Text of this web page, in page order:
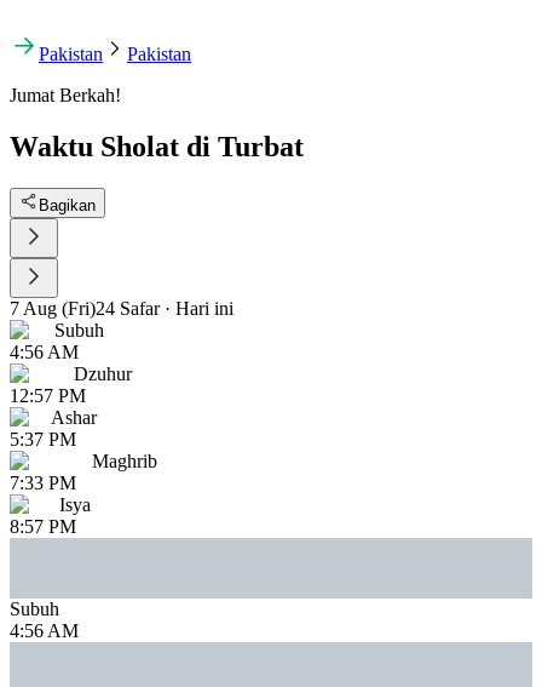
Pakistan
Pakistan
Jumat Berkah!
Waktu Sholat di Turbat
Bagikan
7 Aug (Fri)24 Safar· Hari ini
Subuh
4:56 AM
Dzuhur
12:57 PM
Ashar
5:37 PM
Maghrib
7:33 PM
Isya
8:57 PM
Subuh
4:56 AM